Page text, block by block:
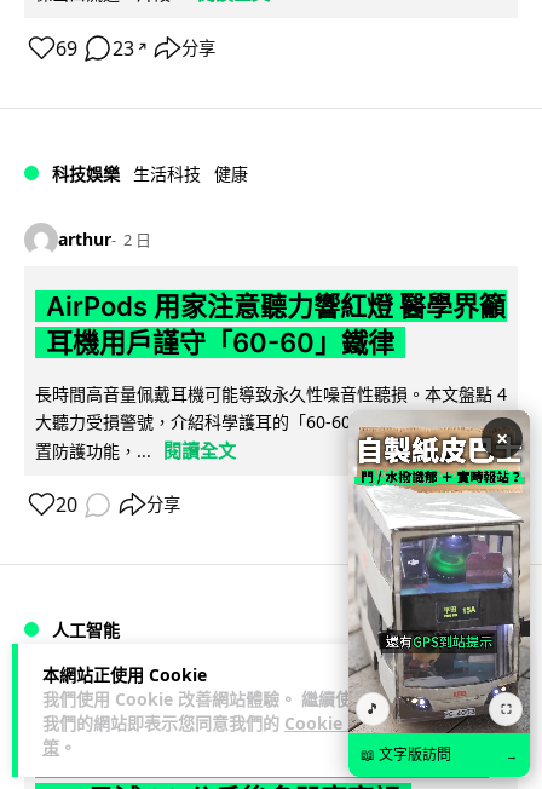
本網站正使用 Cookie
我們使用 Cookie 改善網站體驗。 繼續使用
我們的網站即表示您同意我們的 Cookie 政
策 。
69 23 ↗ 分享
科技娛樂 生活科技 健康
arthur 2 日
AirPods 用家注意聽力響紅燈 醫學界籲
耳機用戶謹守「60-60」鐵律
長時間高音量佩戴耳機可能導致永久性噪音性聽損。本文盤點 4
大聽力受損警號，介紹科學護耳的「60-60 原則」及 Apple 內
置防護功能，...
閱讀全文
20 分享
人工智能
arthur 2 日
AI 減肥餐單配合高強度操練 成都男
×
🎵 ⛶
📖 文字版訪問 →